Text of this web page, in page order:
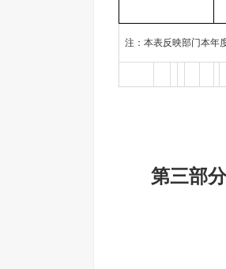
注：本表反映部门本年
第三部